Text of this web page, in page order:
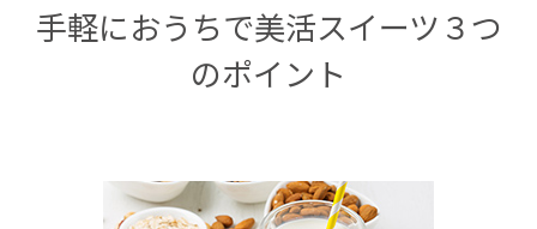
手軽におうちで美活スイーツ３つ
のポイント